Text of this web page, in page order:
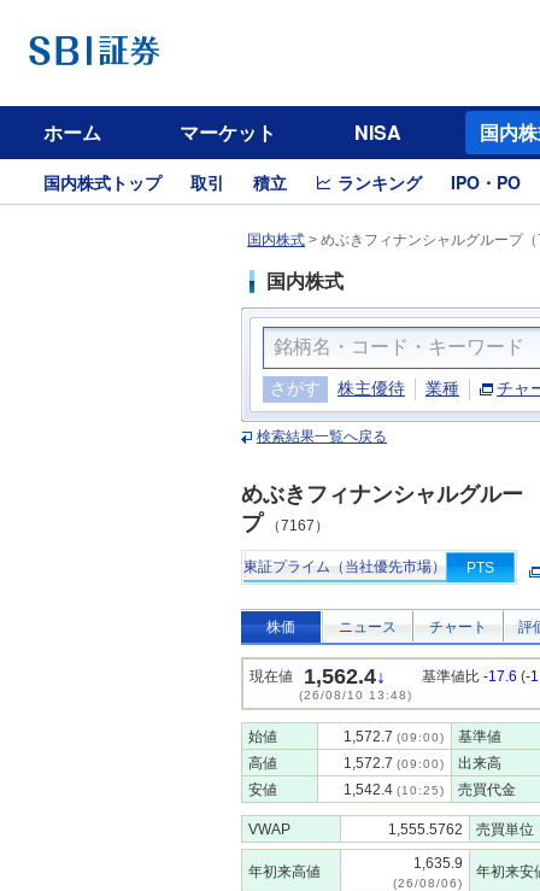
ホーム マーケット NISA 国内
国内株式トップ 取引 積立 ランキング IPO・PO
国内株式 > めぶきフィナンシャルグループ
国内株式
さがす 株主優待 業種 チャ
検索結果一覧へ戻る
めぶきフィナンシャルグルー
プ （7167）
東証プライム（当社優先市場） PTS
株価 ニュース チャート 評
現在値 1,562.4↓
(26/08/10 13:48)
基準値比 -17.6 (-
始値 1,572.7 (09:00)
基準値
高値
1,572.7 (09:00)
出来高
安値
1,542.4 (10:25) 売買代金
VWAP 1,555.5762 売買単位
年初来高値 1,635.9
(26/08/06)
年初来安